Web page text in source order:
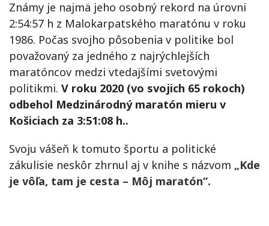
Známy je najmä jeho osobný rekord na úrovni
2:54:57 h z Malokarpatského maratónu v roku
1986. Počas svojho pôsobenia v politike bol
považovaný za jedného z najrýchlejších
maratóncov medzi vtedajšími svetovými
politikmi. V roku 2020 (vo svojich 65 rokoch)
odbehol Medzinárodný maratón mieru v
Košiciach za 3:51:08 h..
Svoju vášeň k tomuto športu a politické
zákulisie neskôr zhrnul aj v knihe s názvom „Kde
je vôľa, tam je cesta – Môj maratón“.